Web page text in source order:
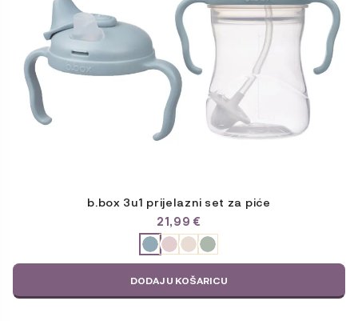
b.box 3u1 prijelazni set za piće
21,99€
stranici
proizvoda
DODAJ U KOŠARICU